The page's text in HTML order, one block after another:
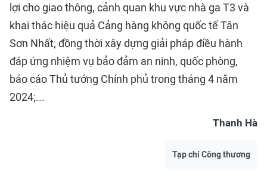
lợi cho giao thông, cảnh quan khu vực nhà ga T3 và
khai thác hiệu quả Cảng hàng không quốc tế Tân
Sơn Nhất; đồng thời xây dựng giải pháp điều hành
đáp ứng nhiệm vụ bảo đảm an ninh, quốc phòng,
báo cáo Thủ tướng Chính phủ trong tháng 4 năm
2024;...
Thanh Hà
Tạp chí Công thương